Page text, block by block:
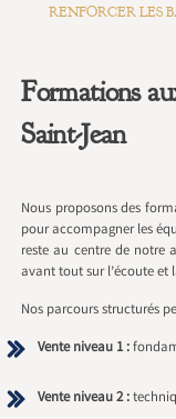
RENFORCER LES
Formations
Saint-Jean
Nous proposons des
pour accompagner les
reste au centre de notre
avant tout sur l’écoute et
Nos parcours structurés
Vente niveau 1 :
Vente niveau 2 :